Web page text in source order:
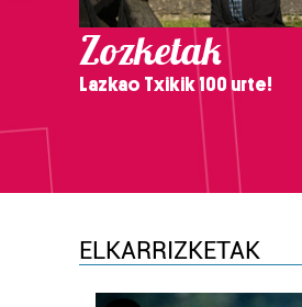
Zozketak
Lazkao Txikik 100 urte!
ELKARRIZKETAK